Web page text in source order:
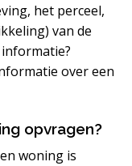
het perceel,
van de
over een
opvragen?
woning is